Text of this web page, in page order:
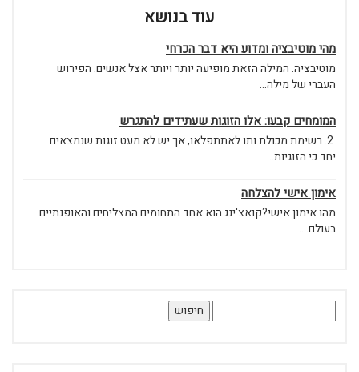
עוד בנושא
מהי מוטיבציה ומדוע היא דבר הכרחי
מוטיבציה. המילה הזאת מופיעה יותר ויותר אצל אנשים. הפירוש
העברי של מילה...
המומחים קבעו: אלו הזוגות שעתידים להתגרש
2. רשימת מכולת ותו לאתתפלאו, אך יש לא מעט זוגות שנמצאים
יחד כי הזוגיות...
אימון אישי להצלחה
מהו אימון אישי?קואצ'ינג הוא אחד התחומים המצליחים והאופנתיים
בעולם....
חיפוש: